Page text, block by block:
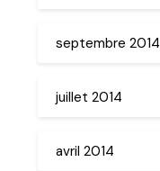
septembre 2014
juillet 2014
avril 2014